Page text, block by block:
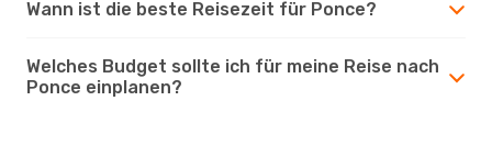
Wann ist die beste Reisezeit für Ponce?
Welches Budget sollte ich für meine Reise nach
Ponce einplanen?